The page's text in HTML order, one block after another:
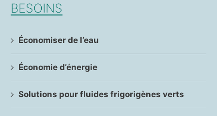
BESOINS
Économiser de l’eau
Économie d’énergie
Solutions pour fluides frigorigènes verts